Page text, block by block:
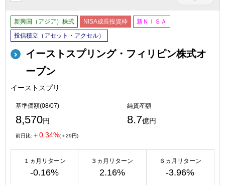
新興国（アジア）株式 NISA成長投資枠
新ＮＩＳＡ
投信積立（アセット・アクセル）
イーストスプリング・フィリピン株式オ
ープン
イーストスプリ
基準価額(08/07)
8,570円
純資産額
8.7億円
前日比: ＋0.34%(＋29円)
１ヵ月リターン
-0.16%
３ヵ月リターン
2.16%
６ヵ月リターン
-3.96%